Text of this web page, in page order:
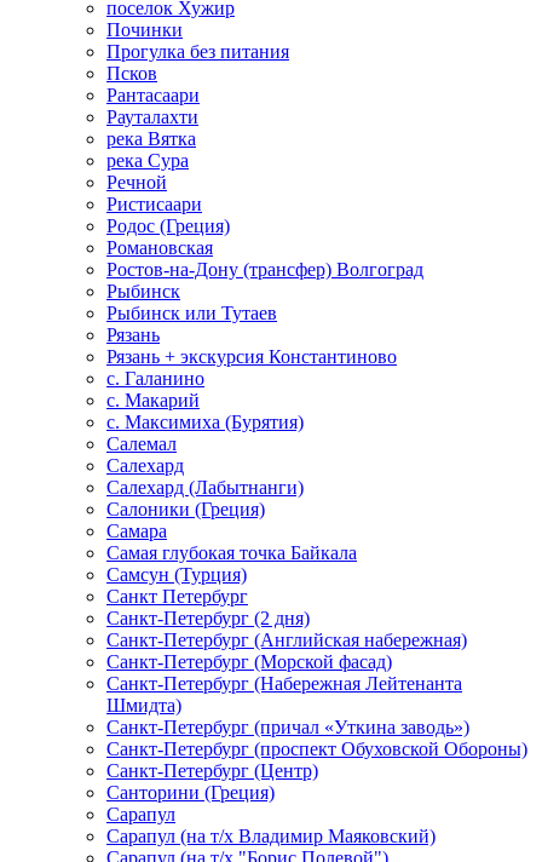
поселок Хужир
Починки
Прогулка без питания
Псков
Рантасаари
Рауталахти
река Вятка
река Сура
Речной
Ристисаари
Родос (Греция)
Романовская
Ростов-на-Дону (трансфер) Волгоград
Рыбинск
Рыбинск или Тутаев
Рязань
Рязань + экскурсия Константиново
с. Галанино
с. Макарий
с. Максимиха (Бурятия)
Салемал
Салехард
Салехард (Лабытнанги)
Салоники (Греция)
Самара
Самая глубокая точка Байкала
Самсун (Турция)
Санкт Петербург
Санкт-Петербург (2 дня)
Санкт-Петербург (Английская набережная)
Санкт-Петербург (Морской фасад)
Санкт-Петербург (Набережная Лейтенанта
Шмидта)
Санкт-Петербург (причал «Уткина заводь»)
Санкт-Петербург (проспект Обуховской Обороны)
Санкт-Петербург (Центр)
Санторини (Греция)
Сарапул
Сарапул (на т/х Владимир Маяковский)
Сарапул (на т/х "Борис Полевой")